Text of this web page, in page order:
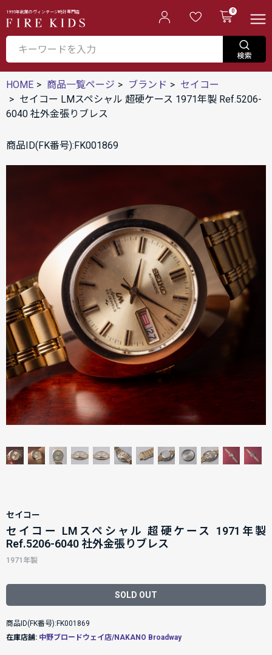
1995年創業のヴィンテージ時計専門店 0
HOME 商品一覧ページ ブランド
セイコー
セイコー LMスペシャル 超硬ケース 1971年製 Ref.5206-
6040 社外金張りブレス
商品ID(FK番号):FK001869
セイコー
セイコー LMスペシャル 超硬ケース 1971年製
Ref.5206-6040 社外金張りブレス
1971年製
SOLD OUT
商品ID(FK番号):FK001869
在庫店舗: 中野ブロードウェイ店/NAKANO Broadway